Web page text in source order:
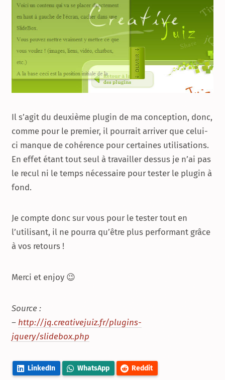
Il s’agit du deuxième plugin de ma conception, donc,
comme pour le premier, il pourrait arriver que celui-
ci manque de cohérence pour certaines utilisations.
En effet étant tout seul à travailler dessus je n’ai pas
le recul ni le temps nécessaire pour tester le plugin à
fond.
Je compte donc sur vous pour le tester tout en
l’utilisant, il ne pourra qu’être plus performant grâce
à vos retours !
Merci et enjoy 😉
Source :
– http://jq.creativejuiz.fr/plugins-
jquery/slidebox.php
LinkedIn WhatsApp Reddit